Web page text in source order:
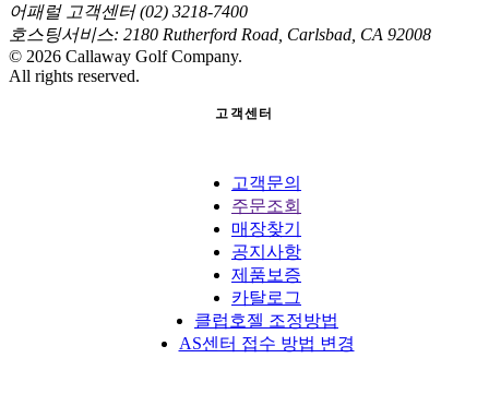
어패럴 고객센터 (02) 3218-7400
호스팅서비스: 2180 Rutherford Road, Carlsbad, CA 92008
© 2026 Callaway Golf Company.
All rights reserved.
고객센터
고객문의
주문조회
매장찾기
공지사항
제품보증
카탈로그
클럽호젤 조정방법
AS센터 접수 방법 변경